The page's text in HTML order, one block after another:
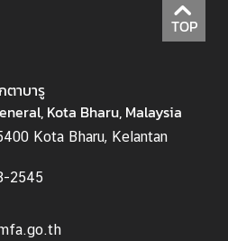
TOP
าบารู
Kota Bharu, Malaysia
Kota Bharu, Kelantan
2545